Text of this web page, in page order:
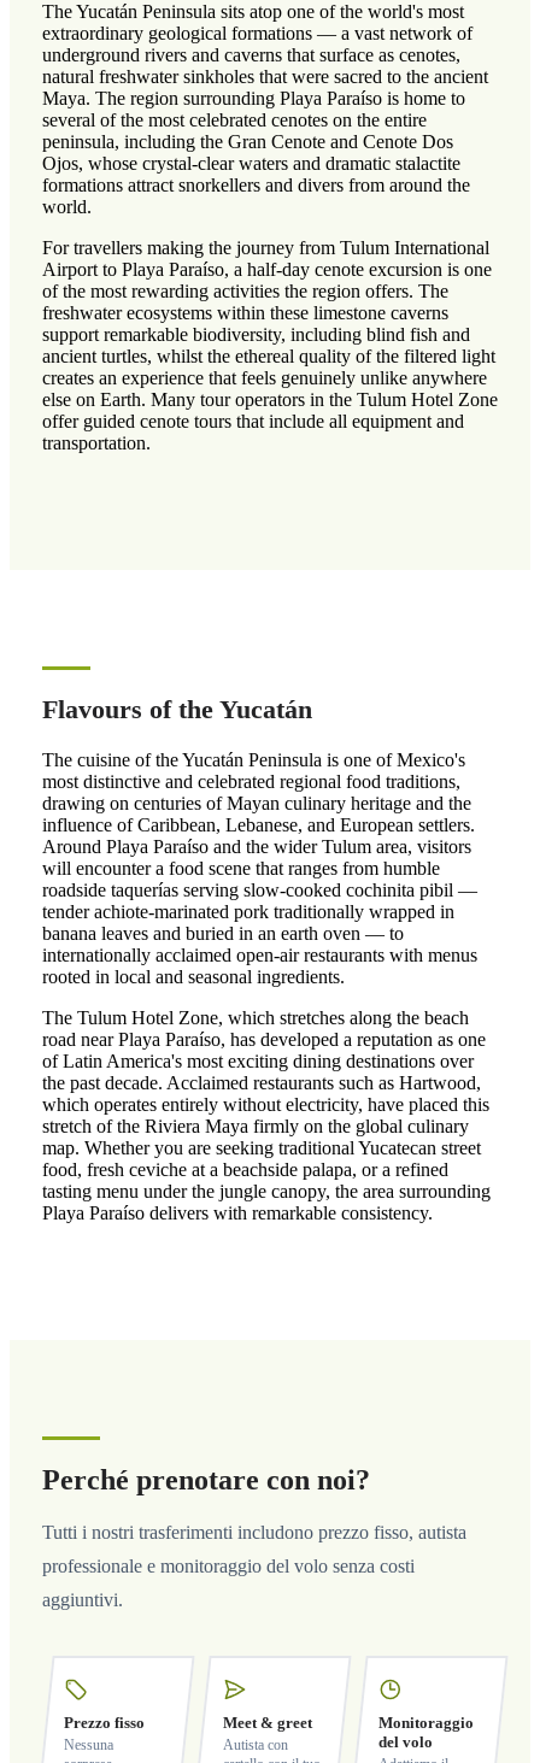
The Yucatán Peninsula sits atop one of the world's most
extraordinary geological formations — a vast network of
underground rivers and caverns that surface as cenotes,
natural freshwater sinkholes that were sacred to the ancient
Maya. The region surrounding Playa Paraíso is home to
several of the most celebrated cenotes on the entire
peninsula, including the Gran Cenote and Cenote Dos
Ojos, whose crystal-clear waters and dramatic stalactite
formations attract snorkellers and divers from around the
world.
For travellers making the journey from Tulum International
Airport to Playa Paraíso, a half-day cenote excursion is one
of the most rewarding activities the region offers. The
freshwater ecosystems within these limestone caverns
support remarkable biodiversity, including blind fish and
ancient turtles, whilst the ethereal quality of the filtered light
creates an experience that feels genuinely unlike anywhere
else on Earth. Many tour operators in the Tulum Hotel Zone
offer guided cenote tours that include all equipment and
transportation.
Flavours of the Yucatán
The cuisine of the Yucatán Peninsula is one of Mexico's
most distinctive and celebrated regional food traditions,
drawing on centuries of Mayan culinary heritage and the
influence of Caribbean, Lebanese, and European settlers.
Around Playa Paraíso and the wider Tulum area, visitors
will encounter a food scene that ranges from humble
roadside taquerías serving slow-cooked cochinita pibil —
tender achiote-marinated pork traditionally wrapped in
banana leaves and buried in an earth oven — to
internationally acclaimed open-air restaurants with menus
rooted in local and seasonal ingredients.
The Tulum Hotel Zone, which stretches along the beach
road near Playa Paraíso, has developed a reputation as one
of Latin America's most exciting dining destinations over
the past decade. Acclaimed restaurants such as Hartwood,
which operates entirely without electricity, have placed this
stretch of the Riviera Maya firmly on the global culinary
map. Whether you are seeking traditional Yucatecan street
food, fresh ceviche at a beachside palapa, or a refined
tasting menu under the jungle canopy, the area surrounding
Playa Paraíso delivers with remarkable consistency.
Perché prenotare con noi?
Tutti i nostri trasferimenti includono prezzo fisso, autista
professionale e monitoraggio del volo senza costi
aggiuntivi.
Prezzo fisso
Nessuna
Meet & greet
Autista con
Monitoraggio
del volo